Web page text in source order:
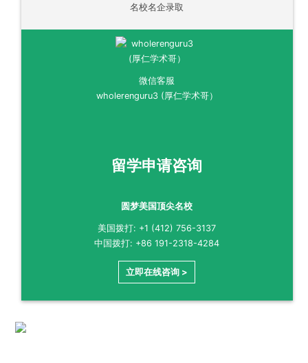
名校名企录取
微信客服
wholerenguru3 (厚仁学术哥）
留学申请咨询
圆梦美国顶尖名校
美国拨打: +1 (412) 756-3137
中国拨打: +86 191-2318-4284
立即在线咨询 >